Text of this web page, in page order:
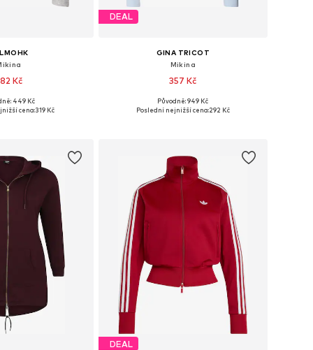
Kč
XS, S, M, L
449 Kč
cena:319 Kč
DEAL
GINA TRICOT
Mikina
357 Kč
Dostupné velikosti: XS, S, M, L, XL
Původně: 949 Kč
Poslední nejnižší cena:292 Kč
DEAL